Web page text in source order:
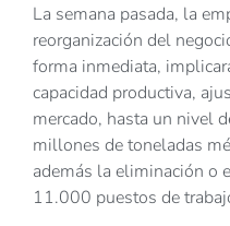
La semana pasada, la
reorganización del
forma inmediata,
capacidad productiva,
mercado, hasta un nivel
millones de toneladas
además la eliminación o
11.000 puestos de